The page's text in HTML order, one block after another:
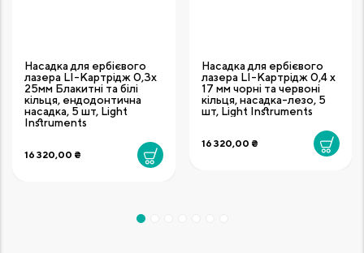
Насадка для ербієвого
лазера LI-Картрідж 0,3х
25мм Блакитні та білі
кільця, ендодонтична
насадка, 5 шт, Light
Instruments
16 320,00 ₴
Насадка для ербієвого
лазера LI-Картрідж 0,4 х
17 мм чорні та червоні
кільця, насадка-лезо, 5
шт, Light Instruments
16 320,00 ₴